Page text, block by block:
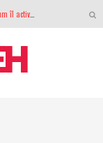
Ce este eSIM și cum îl activezi pe telefon? Ghid complet pentru Android și iPhone